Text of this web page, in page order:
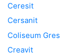
Ceresit
Cersanit
Coliseum Gres
Creavit